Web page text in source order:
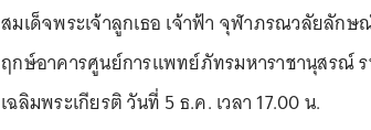
สมเด็จพระเจ้าลูกเธอ เจ้าฟ้า จุฬาภรณวลัยลักษ
ฤกษ์อาคารศูนย์การแพทย์ภัทรมหาราชานุสรณ์
เฉลิมพระเกียรติ วันที่ 5 ธ.ค. เวลา 17.00 น.